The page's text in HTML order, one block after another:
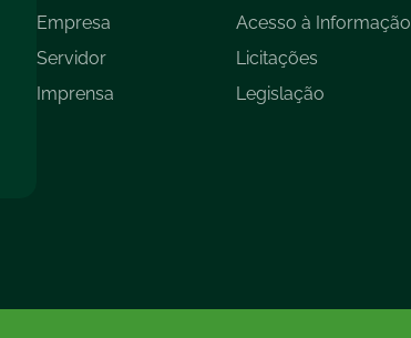
Empresa
Servidor
Imprensa
Acesso à Informação
Licitações
Legislação